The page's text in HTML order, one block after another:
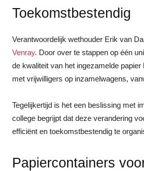
Toekomstbestendig
Verantwoordelijk wethouder Erik van
Venray. Door over te stappen op één
de kwaliteit van het ingezamelde
met vrijwilligers op inzamelwagens,
Tegelijkertijd is het een beslissing met
college begrijpt dat deze verandering
efficiënt en toekomstbestendig te
Papiercontainers